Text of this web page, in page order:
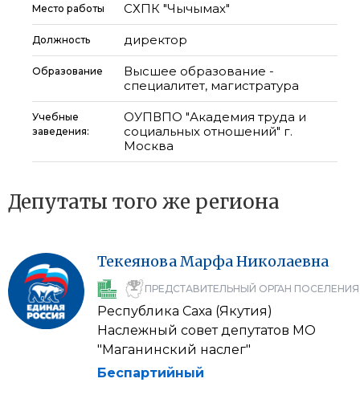
Место работы СХПК "Чычымах"
Должность директор
Образование
Высшее образование -
специалитет, магистратура
Учебные
заведения:
ОУПВПО "Академия труда и
социальных отношений" г.
Москва
Депутаты того же региона
ТекеяноваМарфаНиколаевна
ПРЕДСТАВИТЕЛЬНЫЙ ОРГАН ПОСЕЛЕНИЯ
Республика Саха (Якутия)
Наслежный совет депутатов МО
"Маганинский наслег"
Беспартийный